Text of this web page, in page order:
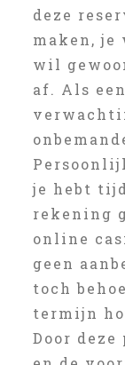
deze
maken,
wil
af. Als
je hebt
rekening
online
geen
toch
termijn
Door